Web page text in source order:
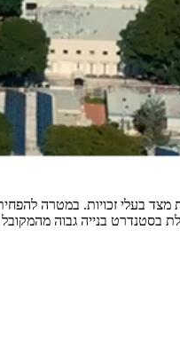
בעלי זכויות. במטרה
בסטנדרט בנייה גבוה